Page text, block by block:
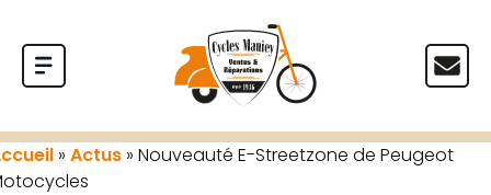
» Actus » Nouveauté E-Streetzone de Peugeot